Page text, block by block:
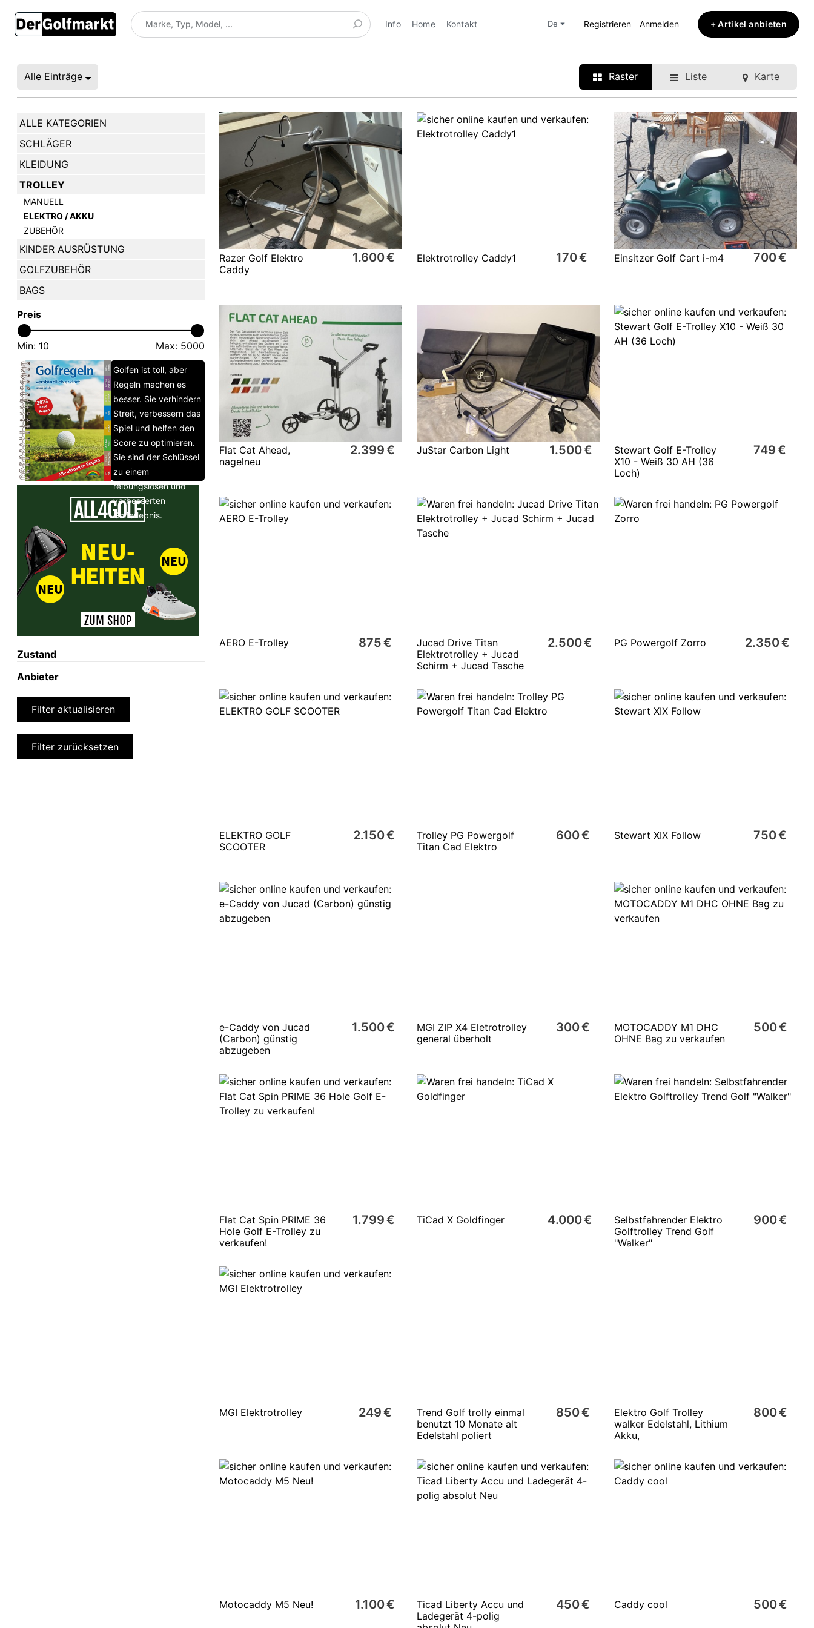
Info Home Kontakt de Registrieren Anmelden + Artikel anbieten
Raster Liste Karte
Alle Einträge
ALLE KATEGORIEN
SCHLÄGER
KLEIDUNG
TROLLEY
MANUELL
ELEKTRO / AKKU
ZUBEHÖR
KINDER AUSRÜSTUNG
GOLFZUBEHÖR
BAGS
Preis
Min: 10 Max: 5000
Golfen ist toll, aber
Regeln machen es
besser. Sie verhindern
Streit, verbessern das
Spiel und helfen den
Score zu optimieren.
Sie sind der Schlüssel
zu einem
reibungslosen und
verbesserten
Golferlebnis.
Zustand
Anbieter
Filter aktualisieren
Filter zurücksetzen
Razer Golf Elektro
Caddy
1.600 € Elektrotrolley Caddy1 170 € Einsitzer Golf Cart i-m4 700 €
Flat Cat Ahead,
nagelneu
2.399 € JuStar Carbon Light 1.500 €
Stewart Golf E-Trolley
X10 - Weiß 30 AH (36
Loch)
749 €
AERO E-Trolley 875 €
Jucad Drive Titan
Elektrotrolley + Jucad
Schirm + Jucad Tasche
2.500 € PG Powergolf Zorro 2.350 €
ELEKTRO GOLF
SCOOTER
2.150 €
Trolley PG Powergolf
Titan Cad Elektro
600 € Stewart XIX Follow 750 €
e-Caddy von Jucad
(Carbon) günstig
abzugeben
1.500 €
MGI ZIP X4 Eletrotrolley
general überholt
300 €
MOTOCADDY M1 DHC
OHNE Bag zu verkaufen
500 €
Flat Cat Spin PRIME 36
Hole Golf E-Trolley zu
verkaufen!
1.799 € TiCad X Goldfinger 4.000 €
Selbstfahrender Elektro
Golftrolley Trend Golf
"Walker"
900 €
MGI Elektrotrolley 249 €
Trend Golf trolly einmal
benutzt 10 Monate alt
Edelstahl poliert
850 €
Elektro Golf Trolley
walker Edelstahl, Lithium
Akku,
800 €
Motocaddy M5 Neu! 1.100 €
Ticad Liberty Accu und
Ladegerät 4-polig
450 € Caddy cool 500 €